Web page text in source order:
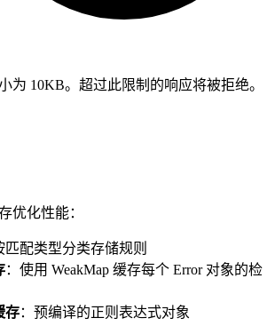
为 10KB。超过此限制的响应将被拒绝。
优化性能：
匹配类型分类存储规则
：使用 WeakMap 缓存每个 Error 对象的检
存：预编译的正则表达式对象